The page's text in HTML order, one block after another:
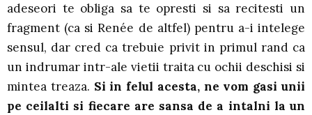
adeseori te obliga sa te opresti si sa recitesti un
fragment (ca si Renée de altfel) pentru a-i intelege
sensul, dar cred ca trebuie privit in primul rand ca
un indrumar intr-ale vietii traita cu ochii deschisi si
mintea treaza. Si in felul acesta, ne vom gasi unii
pe ceilalti si fiecare are sansa de a intalni la un